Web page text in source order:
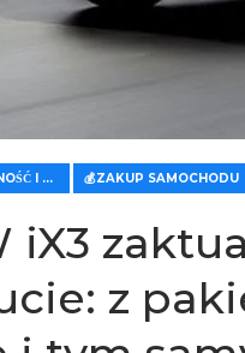
🌿 EKOLOGICZNOŚĆ I EKONOMICZNOŚĆ 💰ZAKUP SAMOCHODU
iX3
z